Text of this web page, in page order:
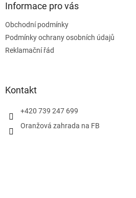
Informace pro vás
Obchodní podmínky
Podmínky ochrany osobních údajů
Reklamační řád
Kontakt
+420 739 247 699
Oranžová zahrada na FB